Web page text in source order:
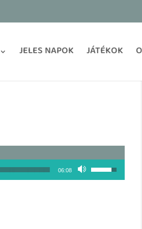
JELES NAPOK JÁTÉKOK
06:08
A hangerő